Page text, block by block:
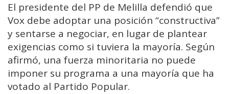
El presidente del PP de Melilla defendió que
Vox debe adoptar una posición “constructiva”
y sentarse a negociar, en lugar de plantear
exigencias como si tuviera la mayoría. Según
afirmó, una fuerza minoritaria no puede
imponer su programa a una mayoría que ha
votado al Partido Popular.